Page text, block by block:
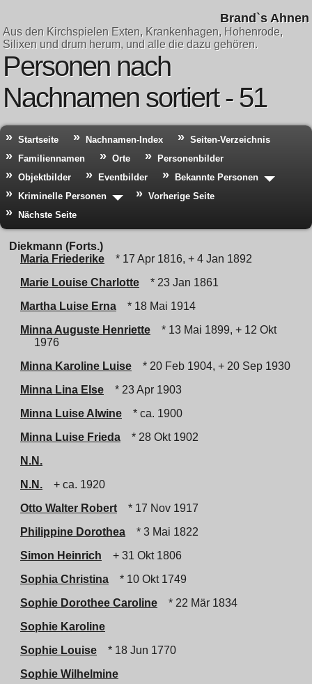
Brand`s Ahnen
Aus den Kirchspielen Exten, Krankenhagen, Hohenrode,
Silixen und drum herum, und alle die dazu gehören.
Personen nach
Nachnamen sortiert - 51
Startseite Nachnamen-Index
Seiten-Verzeichnis
Familiennamen
Orte
Personenbilder
Objektbilder
Eventbilder
Bekannte Personen
Kriminelle Personen
Vorherige Seite
Nächste Seite
Diekmann (Forts.)
Maria Friederike
* 17 Apr 1816, + 4 Jan 1892
Marie Louise Charlotte
* 23 Jan 1861
Martha Luise Erna
* 18 Mai 1914
Minna Auguste Henriette
* 13 Mai 1899, + 12 Okt
1976
Minna Karoline Luise
* 20 Feb 1904, + 20 Sep 1930
Minna Lina Else
* 23 Apr 1903
Minna Luise Alwine
* ca. 1900
Minna Luise Frieda
* 28 Okt 1902
N.N.
N.N.
+ ca. 1920
Otto Walter Robert
* 17 Nov 1917
Philippine Dorothea
* 3 Mai 1822
Simon Heinrich
+ 31 Okt 1806
Sophia Christina
* 10 Okt 1749
Sophie Dorothee Caroline
* 22 Mär 1834
Sophie Karoline
Sophie Louise
* 18 Jun 1770
Sophie Wilhelmine